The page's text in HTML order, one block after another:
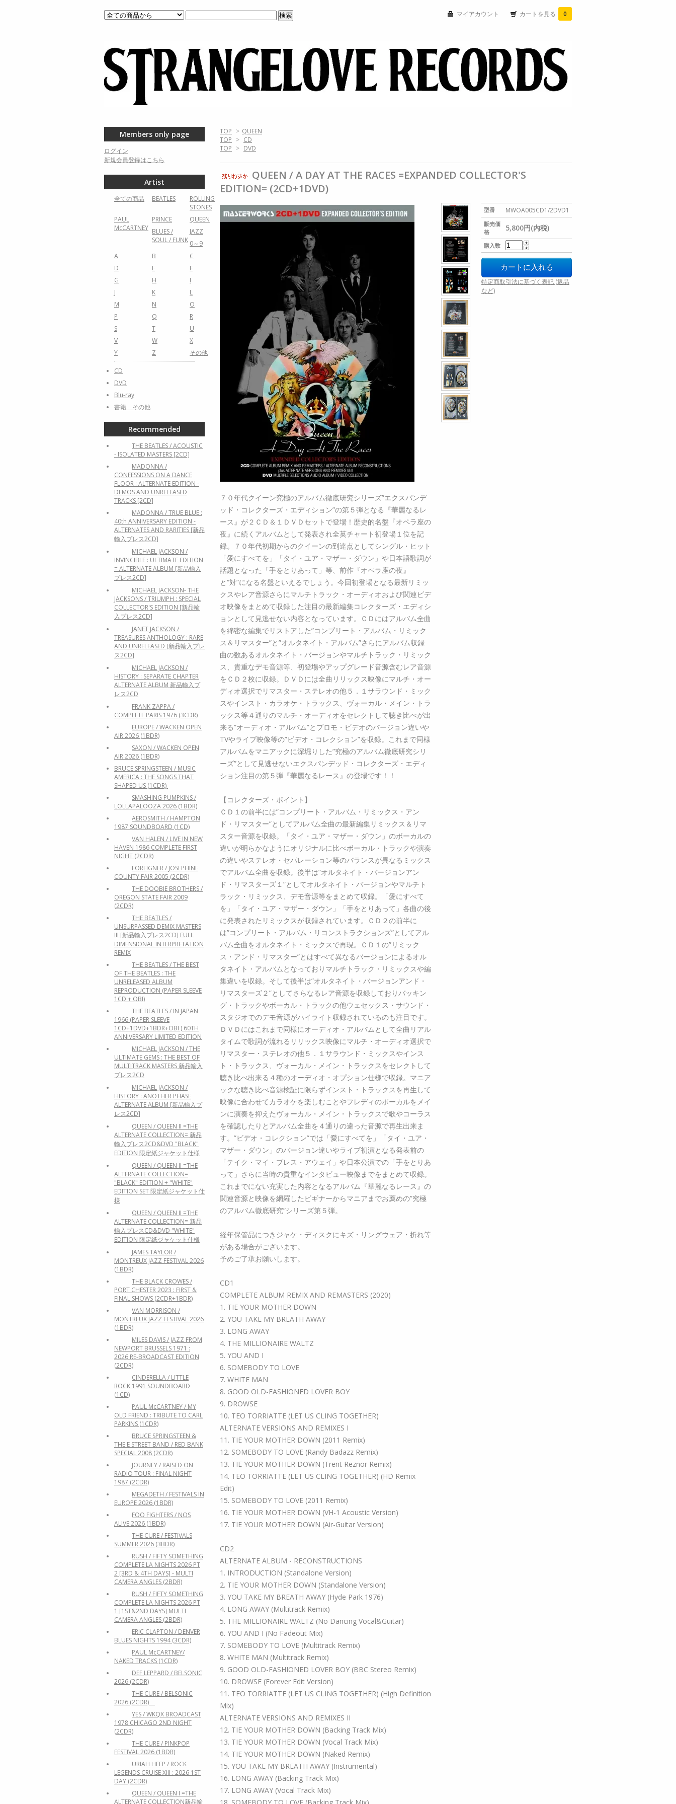
マイアカウント カートを見る 0
TOP > QUEEN
TOP > CD
TOP > DVD
QUEEN / A DAY AT THE RACES =EXPANDED COLLECTOR'S
EDITION= (2CD+1DVD)
型番 MWOA005CD1/2DVD1
販売価
格
5,800円(内税)
購入数
特定商取引法に基づく表記 (返品
など)
７０年代クイーン究極のアルバム徹底研究シリーズ”エクスパンデ
ッド・コレクターズ・エディション”の第５弾となる『華麗なるレ
ース』が２ＣＤ＆１ＤＶＤセットで登場！歴史的名盤『オペラ座の
夜』に続くアルバムとして発表され全英チャート初登場１位を記
録。７０年代初期からのクイーンの到達点としてシングル・ヒット
「愛にすべてを」「タイ・ユア・マザー・ダウン」や日本語歌詞が
話題となった「手をとりあって」等、前作『オペラ座の夜』
と“対”になる名盤といえるでしょう。今回初登場となる最新リミッ
クスやレア音源さらにマルチトラック・オーディオおよび関連ビデ
オ映像をまとめて収録した注目の最新編集コレクターズ・エディシ
ョンとして見逃せない内容となっています。ＣＤにはアルバム全曲
を綿密な編集でリストアした”コンプリート・アルバム・リミック
ス＆リマスター”と”オルタネイト・アルバム”さらにアルバム収録
曲の数あるオルタネイト・バージョンやマルチトラック・リミック
ス、貴重なデモ音源等、初登場やアップグレード音源含むレア音源
をＣＤ２枚に収録。ＤＶＤには全曲リリックス映像にマルチ・オー
ディオ選択でリマスター・ステレオの他５．１サラウンド・ミック
スやインスト・カラオケ・トラックス、ヴォーカル・メイン・トラ
ックス等４通りのマルチ・オーディオをセレクトして聴き比べが出
来る”オーディオ・アルバム”とプロモ・ビデオのバージョン違いや
TVやライブ映像等の”ビデオ・コレクション”を収録。これまで同様
アルバムをマニアックに深堀りした”究極のアルバム徹底研究シリ
ーズ”として見逃せないエクスパンデッド・コレクターズ・エディ
ション注目の第５弾『華麗なるレース』の登場です！！
【コレクターズ・ポイント】
ＣＤ１の前半には”コンプリート・アルバム・リミックス・アン
ド・リマスター”としてアルバム全曲の最新編集リミックス＆リマ
スター音源を収録。「タイ・ユア・マザー・ダウン」のボーカルの
違いが明らかなようにオリジナルに比べボーカル・トラックや演奏
の違いやステレオ・セパレーション等のバランスが異なるミックス
でアルバム全曲を収録。後半は”オルタネイト・バージョンアン
ド・リマスターズ１”としてオルタネイト・バージョンやマルチト
ラック・リミックス、デモ音源等をまとめて収録。「愛にすべて
を」「タイ・ユア・マザー・ダウン」「手をとりあって」各曲の後
に発表されたリミックスが収録されています。ＣＤ２の前半に
は”コンプリート・アルバム・リコンストラクションズ”としてアル
バム全曲をオルタネイト・ミックスで再現。ＣＤ１の”リミック
ス・アンド・リマスター”とはすべて異なるバージョンによるオル
タネイト・アルバムとなっておりマルチトラック・リミックスや編
集違いを収録。そして後半は”オルタネイト・バージョンアンド・
リマスターズ２”としてさらなるレア音源を収録しておりバッキン
グ・トラックやボーカル・トラックの他ウェセックス・サウンド・
スタジオでのデモ音源がハイライト収録されているのも注目です。
ＤＶＤにはこれまで同様にオーディオ・アルバムとして全曲リアル
タイムで歌詞が流れるリリックス映像にマルチ・オーディオ選択で
リマスター・ステレオの他５．１サラウンド・ミックスやインス
ト・トラックス、ヴォーカル・メイン・トラックスをセレクトして
聴き比べ出来る４種のオーディオ・オプション仕様で収録。マニア
ックな聴き比べ音源検証に限らずインスト・トラックスを再生して
映像に合わせてカラオケを楽しむことやフレディのボーカルをメイ
ンに演奏を抑えたヴォーカル・メイン・トラックスで歌やコーラス
を確認したりとアルバム全曲を４通りの違った音源で再生出来ま
す。”ビデオ・コレクション”では「愛にすべてを」「タイ・ユア・
マザー・ダウン」のバージョン違いやライブ初演となる発表前の
「テイク・マイ・ブレス・アウェイ」や日本公演での「手をとりあ
って」さらに当時の貴重なインタビュー映像までをまとめて収録。
これまでにない充実した内容となるアルバム『華麗なるレース』の
関連音源と映像を網羅したビギナーからマニアまでお薦めの”究極
のアルバム徹底研究”シリーズ第５弾。
経年保管品につきジャケ・ディスクにキズ・リングウェア・折れ等
がある場合がございます。
予めご了承お願いします。
CD1
COMPLETE ALBUM REMIX AND REMASTERS (2020)
1. TIE YOUR MOTHER DOWN
2. YOU TAKE MY BREATH AWAY
3. LONG AWAY
4. THE MILLIONAIRE WALTZ
5. YOU AND I
6. SOMEBODY TO LOVE
7. WHITE MAN
8. GOOD OLD-FASHIONED LOVER BOY
9. DROWSE
10. TEO TORRIATTE (LET US CLING TOGETHER)
ALTERNATE VERSIONS AND REMIXES I
11. TIE YOUR MOTHER DOWN (2011 Remix)
12. SOMEBODY TO LOVE (Randy Badazz Remix)
13. TIE YOUR MOTHER DOWN (Trent Reznor Remix)
14. TEO TORRIATTE (LET US CLING TOGETHER) (HD Remix
Edit)
15. SOMEBODY TO LOVE (2011 Remix)
16. TIE YOUR MOTHER DOWN (VH-1 Acoustic Version)
17. TIE YOUR MOTHER DOWN (Air-Guitar Version)
CD2
ALTERNATE ALBUM - RECONSTRUCTIONS
1. INTRODUCTION (Standalone Version)
2. TIE YOUR MOTHER DOWN (Standalone Version)
3. YOU TAKE MY BREATH AWAY (Hyde Park 1976)
4. LONG AWAY (Multitrack Remix)
5. THE MILLIONAIRE WALTZ (No Dancing Vocal&Guitar)
6. YOU AND I (No Fadeout Mix)
7. SOMEBODY TO LOVE (Multitrack Remix)
8. WHITE MAN (Multitrack Remix)
9. GOOD OLD-FASHIONED LOVER BOY (BBC Stereo Remix)
10. DROWSE (Forever Edit Version)
11. TEO TORRIATTE (LET US CLING TOGETHER) (High Definition
Mix)
ALTERNATE VERSIONS AND REMIXES II
12. TIE YOUR MOTHER DOWN (Backing Track Mix)
13. TIE YOUR MOTHER DOWN (Vocal Track Mix)
14. TIE YOUR MOTHER DOWN (Naked Remix)
15. YOU TAKE MY BREATH AWAY (Instrumental)
16. LONG AWAY (Backing Track Mix)
17. LONG AWAY (Vocal Track Mix)
Members only page
ログイン
新規会員登録はこちら
Artist
全ての商品 BEATLES
ROLLING
STONES
PAUL
McCARTNEY
PRINCE
QUEEN
BLUES /
SOUL / FUNK
JAZZ
0～9
A
B
C
D
E
F
G
H
I
J
K
L
M
N
O
P
Q
R
S
T
U
V
W
X
Y
Z その他
CD
DVD
Blu-ray
書籍 その他
Recommended
THE BEATLES / ACOUSTIC
- ISOLATED MASTERS [2CD]
MADONNA /
CONFESSIONS ON A DANCE
FLOOR : ALTERNATE EDITION -
DEMOS AND UNRELEASED
TRACKS [2CD]
MADONNA / TRUE BLUE :
40th ANNIVERSARY EDITION -
ALTERNATES AND RARITIES [新品
輸入プレス2CD]
MICHAEL JACKSON /
INVINCIBLE : ULTIMATE EDITION
= ALTERNATE ALBUM [新品輸入
プレス2CD]
MICHAEL JACKSON- THE
JACKSONS / TRIUMPH : SPECIAL
COLLECTOR'S EDITION [新品輸
入プレス2CD]
JANET JACKSON /
TREASURES ANTHOLOGY : RARE
AND UNRELEASED [新品輸入プレ
ス2CD]
MICHAEL JACKSON /
HISTORY : SEPARATE CHAPTER
ALTERNATE ALBUM 新品輸入プ
レス2CD
FRANK ZAPPA /
COMPLETE PARIS 1976 (3CDR)
EUROPE / WACKEN OPEN
AIR 2026 (1BDR)
SAXON / WACKEN OPEN
AIR 2026 (1BDR)
BRUCE SPRINGSTEEN / MUSIC
AMERICA : THE SONGS THAT
SHAPED US (1CDR)
SMASHING PUMPKINS /
LOLLAPALOOZA 2026 (1BDR)
AEROSMITH / HAMPTON
1987 SOUNDBOARD (1CD)
VAN HALEN / LIVE IN NEW
HAVEN 1986 COMPLETE FIRST
NIGHT (2CDR)
FOREIGNER / JOSEPHINE
COUNTY FAIR 2005 (2CDR)
THE DOOBIE BROTHERS /
OREGON STATE FAIR 2009
(2CDR)
THE BEATLES /
UNSURPASSED DEMIX MASTERS
III [新品輸入プレス2CD] FULL
DIMENSIONAL INTERPRETATION
REMIX
THE BEATLES / THE BEST
OF THE BEATLES : THE
UNRELEASED ALBUM
REPRODUCTION (PAPER SLEEVE
1CD + OBI)
THE BEATLES / IN JAPAN
1966 (PAPER SLEEVE
1CD+1DVD+1BDR+OBI ) 60TH
ANNIVERSARY LIMITED EDITION
MICHAEL JACKSON / THE
ULTIMATE GEMS : THE BEST OF
MULTITRACK MASTERS 新品輸入
プレス2CD
MICHAEL JACKSON /
HISTORY : ANOTHER PHASE
ALTERNATE ALBUM [新品輸入プ
レス2CD]
QUEEN / QUEEN II =THE
ALTERNATE COLLECTION= 新品
輸入プレス2CD&DVD "BLACK"
EDITION 限定紙ジャケット仕様
QUEEN / QUEEN II =THE
ALTERNATE COLLECTION=
"BLACK" EDITION + "WHITE"
EDITION SET 限定紙ジャケット仕
様
QUEEN / QUEEN II =THE
ALTERNATE COLLECTION= 新品
輸入プレスCD&DVD "WHITE"
EDITION 限定紙ジャケット仕様
JAMES TAYLOR /
MONTREUX JAZZ FESTIVAL 2026
(1BDR)
THE BLACK CROWES /
PORT CHESTER 2023 : FIRST &
FINAL SHOWS (2CDR+1BDR)
VAN MORRISON /
MONTREUX JAZZ FESTIVAL 2026
(1BDR)
MILES DAVIS / JAZZ FROM
NEWPORT BRUSSELS 1971 :
2026 RE-BROADCAST EDITION
(2CDR)
CINDERELLA / LITTLE
ROCK 1991 SOUNDBOARD
(1CD)
PAUL McCARTNEY / MY
OLD FRIEND : TRIBUTE TO CARL
PARKINS (1CDR)
BRUCE SPRINGSTEEN &
THE E STREET BAND / RED BANK
SPECIAL 2008 (2CDR)
JOURNEY / RAISED ON
RADIO TOUR : FINAL NIGHT
1987 (2CDR)
MEGADETH / FESTIVALS IN
EUROPE 2026 (1BDR)
FOO FIGHTERS / NOS
ALIVE 2026 (1BDR)
THE CURE / FESTIVALS
SUMMER 2026 (3BDR)
RUSH / FIFTY SOMETHING
COMPLETE LA NIGHTS 2026 PT
2 [3RD & 4TH DAYS] - MULTI
CAMERA ANGLES (2BDR)
RUSH / FIFTY SOMETHING
COMPLETE LA NIGHTS 2026 PT
1 [1ST&2ND DAYS] MULTI
CAMERA ANGLES (2BDR)
ERIC CLAPTON / DENVER
BLUES NIGHTS 1994 (3CDR)
PAUL McCARTNEY/
NAKED TRACKS (1CDR)
DEF LEPPARD / BELSONIC
2026 (2CDR)
THE CURE / BELSONIC
2026 (2CDR)
YES / WKQX BROADCAST
1978 CHICAGO 2ND NIGHT
(2CDR)
THE CURE / PINKPOP
FESTIVAL 2026 (1BDR)
URIAH HEEP / ROCK
LEGENDS CRUISE XIII : 2026 1ST
DAY (2CDR)
QUEEN / QUEEN I =THE
ALTERNATE COLLECTION新品輸